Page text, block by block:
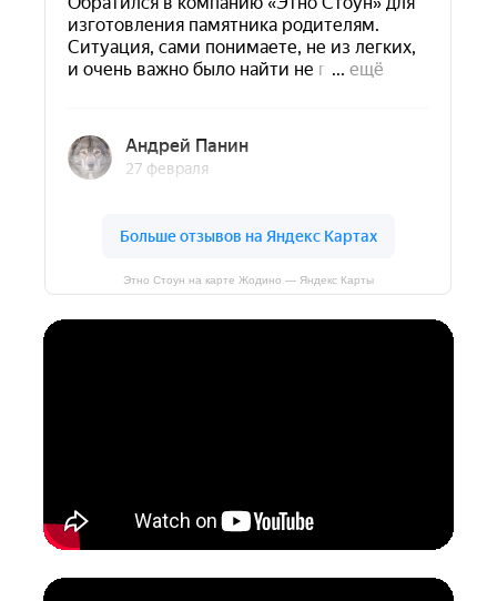
Этно Стоун на карте Жодино — Яндекс Карты